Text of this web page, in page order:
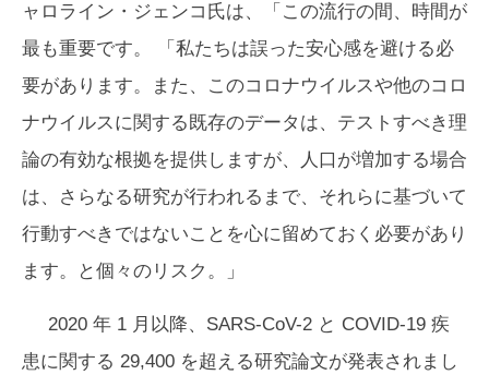
ャロライン・ジェンコ氏は、「この流行の間、時間が
最も重要です。 「私たちは誤った安心感を避ける必
要があります。また、このコロナウイルスや他のコロ
ナウイルスに関する既存のデータは、テストすべき理
論の有効な根拠を提供しますが、人口が増加する場合
は、さらなる研究が行われるまで、それらに基づいて
行動すべきではないことを心に留めておく必要があり
ます。と個々のリスク。」
2020 年 1 月以降、SARS-CoV-2 と COVID-19 疾
患に関する 29,400 を超える研究論文が発表されまし